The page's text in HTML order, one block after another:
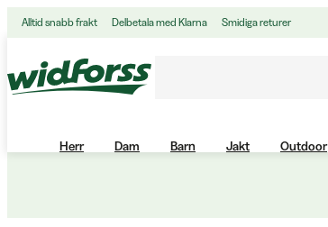
Alltid snabb frakt Delbetala med Klarna Smidiga returer
Herr Dam Barn Jakt Outdoor